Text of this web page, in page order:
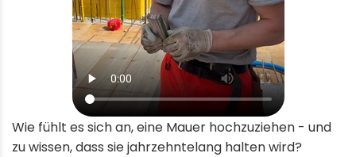
Wie fühlt es sich an, eine Mauer hochzuziehen - und
zu wissen, dass sie jahrzehntelang halten wird?